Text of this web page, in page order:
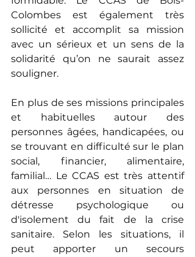
Colombes est également très
sollicité et accomplit sa mission
avec un sérieux et un sens de la
solidarité qu’on ne saurait assez
souligner.
En plus de ses missions principales
et habituelles autour des
personnes âgées, handicapées, ou
se trouvant en difficulté sur le plan
social, financier, alimentaire,
familial… Le CCAS est très attentif
aux personnes en situation de
détresse psychologique ou
d'isolement du fait de la crise
sanitaire. Selon les situations, il
peut apporter un secours